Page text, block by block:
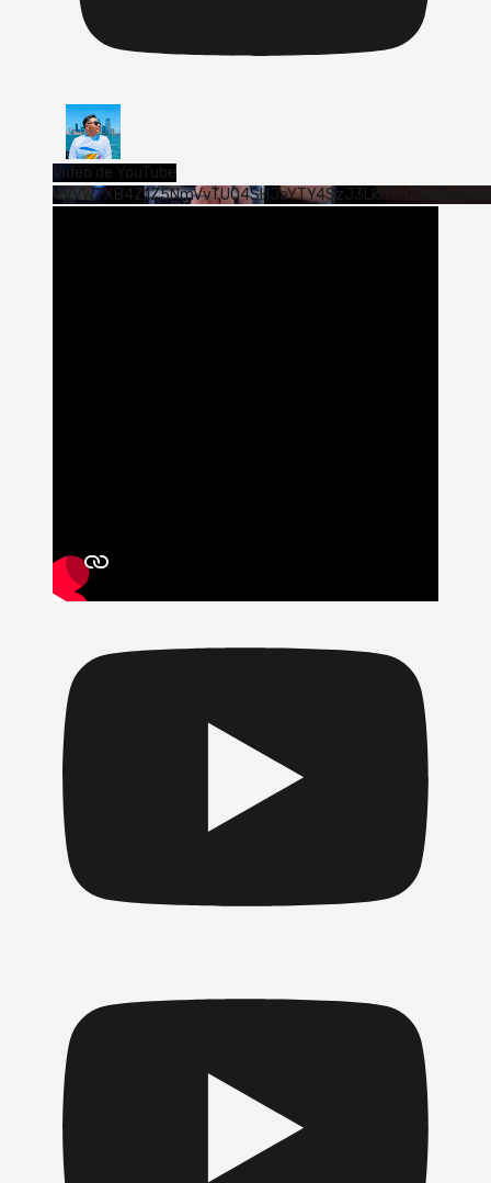
Vídeo de YouTube